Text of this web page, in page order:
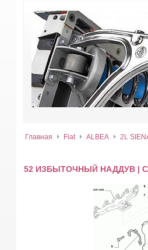
Главная Fiat ALBEA 2L
52 ИЗБЫТОЧНЫЙ НАДДУВ |